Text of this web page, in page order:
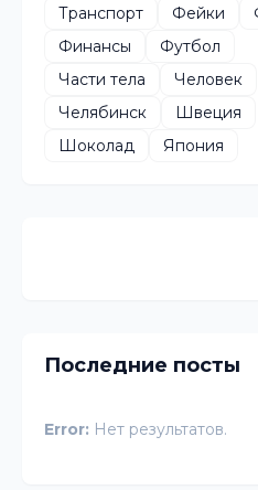
Транспорт
Фейки
Финансы
Футбол
Части тела
Человек
Челябинск
Швеция
Шоколад
Япония
Последние посты
Error: Нет результатов.